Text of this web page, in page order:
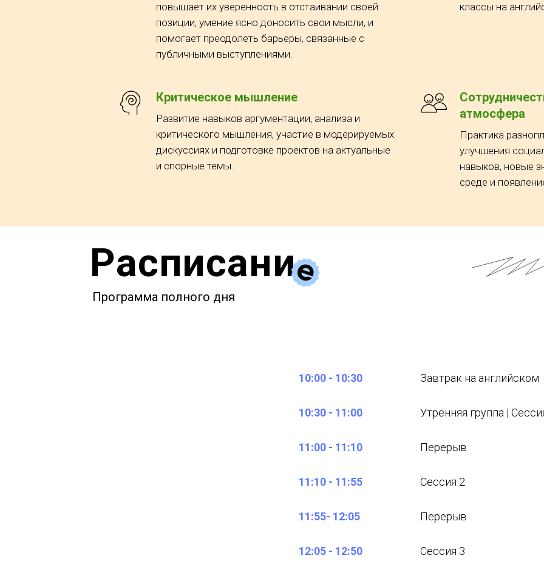
повышает их уверенность в отстаивании своей
позиции, умение ясно доносить свои мысли, и
помогает преодолеть барьеры, связанные с
публичными выступлениями.
классы на
Критическое мышление
Развитие навыков аргументации, анализа и
критического мышления, участие в модерируемых
дискуссиях и подготовке проектов на актуальные
и спорные темы.
атмосфера
Практика
улучшения
навыков, новые
среде и
Программа полного дня
Расписание
10:00 - 10:30 Завтрак на английском
10:30 - 11:00 Утренняя группа |
11:00 - 11:10 Перерыв
11:10 - 11:55 Сессия 2
11:55- 12:05 Перерыв
12:05 - 12:50 Сессия 3